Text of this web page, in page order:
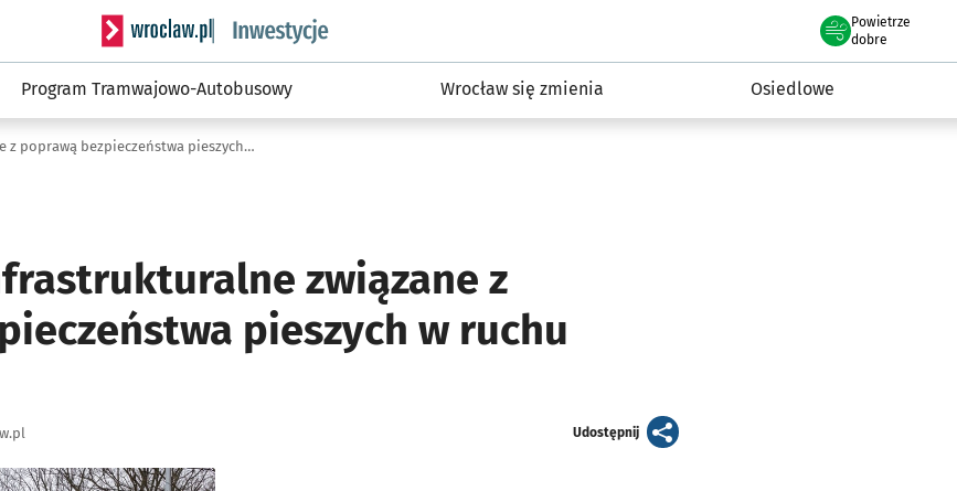
Serwis informacyjny wroclaw.pl podserwis: #InwestycjeWRO - miejskie inwestycje 2019-2032
Powietrze
we Wrocławiu
dobre
Program Tramwajowo-Autobusowy Wrocław się zmienia Osiedlowe
Inwestycje infrastrukturalne związane z poprawą bezpieczeństwa pieszych w ruchu drogowym
związane z
pieszych w ruchu
Udostępnijartykuł